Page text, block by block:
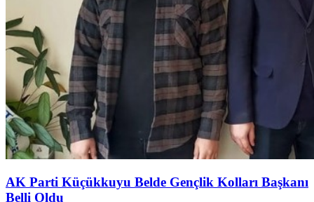
AK Parti Küçükkuyu Belde Gençlik Kolları Başkanı
Belli Oldu